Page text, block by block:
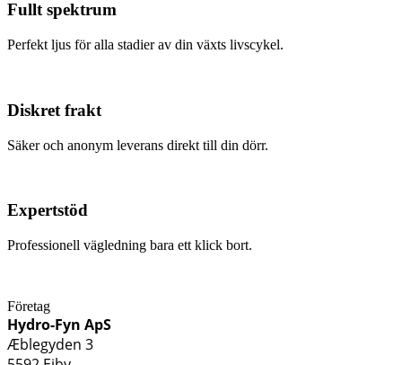
Fullt spektrum
Perfekt ljus för alla stadier av din växts livscykel.
Diskret frakt
Säker och anonym leverans direkt till din dörr.
Expertstöd
Professionell vägledning bara ett klick bort.
Företag
Hydro-Fyn ApS
Æblegyden 3